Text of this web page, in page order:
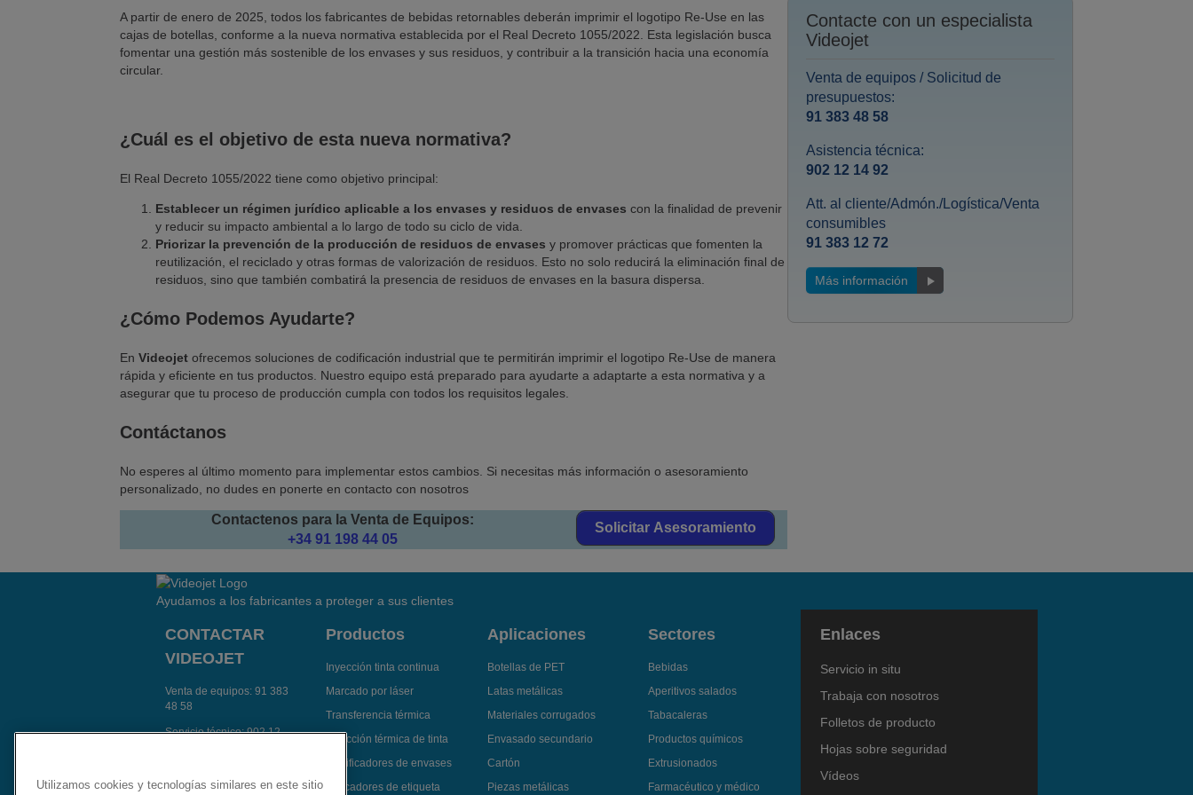
A partir de enero de 2025, todos los fabricantes de bebidas retornables deberán imprimir el logotipo Re-Use en las
cajas de botellas, conforme a la nueva normativa establecida por el Real Decreto 1055/2022. Esta legislación busca
fomentar una gestión más sostenible de los envases y sus residuos, y contribuir a la transición hacia una economía
circular.
¿Cuál es el objetivo de esta nueva normativa?
El Real Decreto 1055/2022 tiene como objetivo principal:
Establecer un régimen jurídico aplicable a los envases y residuos de envases con la finalidad de prevenir
y reducir su impacto ambiental a lo largo de todo su ciclo de vida.
Priorizar la prevención de la producción de residuos de envases y promover prácticas que fomenten la
reutilización, el reciclado y otras formas de valorización de residuos. Esto no solo reducirá la eliminación final de
residuos, sino que también combatirá la presencia de residuos de envases en la basura dispersa.
¿Cómo Podemos Ayudarte?
En Videojet ofrecemos soluciones de codificación industrial que te permitirán imprimir el logotipo Re-Use de manera
rápida y eficiente en tus productos. Nuestro equipo está preparado para ayudarte a adaptarte a esta normativa y a
asegurar que tu proceso de producción cumpla con todos los requisitos legales.
Contáctanos
No esperes al último momento para implementar estos cambios. Si necesitas más información o asesoramiento
personalizado, no dudes en ponerte en contacto con nosotros
Contactenos para la Venta de Equipos:
+34 91 198 44 05
Solicitar Asesoramiento
Contacte con un especialista
Videojet
Venta de equipos / Solicitud de
presupuestos:
91 383 48 58
Asistencia técnica:
902 12 14 92
Att. al cliente/Admón./Logística/Venta
consumibles
91 383 12 72
Más información
Ayudamos a los fabricantes a proteger a sus clientes
CONTACTAR
VIDEOJET
Venta de equipos: 91 383
48 58
Servicio técnico:902 12
mail
Productos
Inyección tinta continua
Marcado por láser
Transferencia térmica
Inyección térmica de tinta
Codificadores de envases
Aplicadores de etiqueta
Aplicaciones
Botellas de PET
Latas metálicas
Materiales corrugados
Envasado secundario
Cartón
Piezas metálicas
Sectores
Bebidas
Aperitivos salados
Tabacaleras
Productos químicos
Extrusionados
Farmacéutico y médico
Enlaces
Servicio in situ
Trabaja con nosotros
Folletos de producto
Hojas sobre seguridad
Vídeos
Utilizamos cookies y tecnologías similares en este sitio